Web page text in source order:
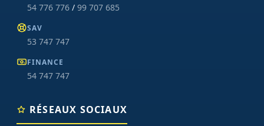
54 776 776 / 99 707 685
SAV
53 747 747
FINANCE
54 747 747
RÉSEAUX SOCIAUX